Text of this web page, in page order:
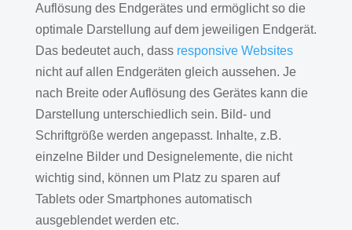
Auflösung des Endgerätes und ermöglicht so die
optimale Darstellung auf dem jeweiligen Endgerät.
Das bedeutet auch, dass responsive Websites
nicht auf allen Endgeräten gleich aussehen. Je
nach Breite oder Auflösung des Gerätes kann die
Darstellung unterschiedlich sein. Bild- und
Schriftgröße werden angepasst. Inhalte, z.B.
einzelne Bilder und Designelemente, die nicht
wichtig sind, können um Platz zu sparen auf
Tablets oder Smartphones automatisch
ausgeblendet werden etc.